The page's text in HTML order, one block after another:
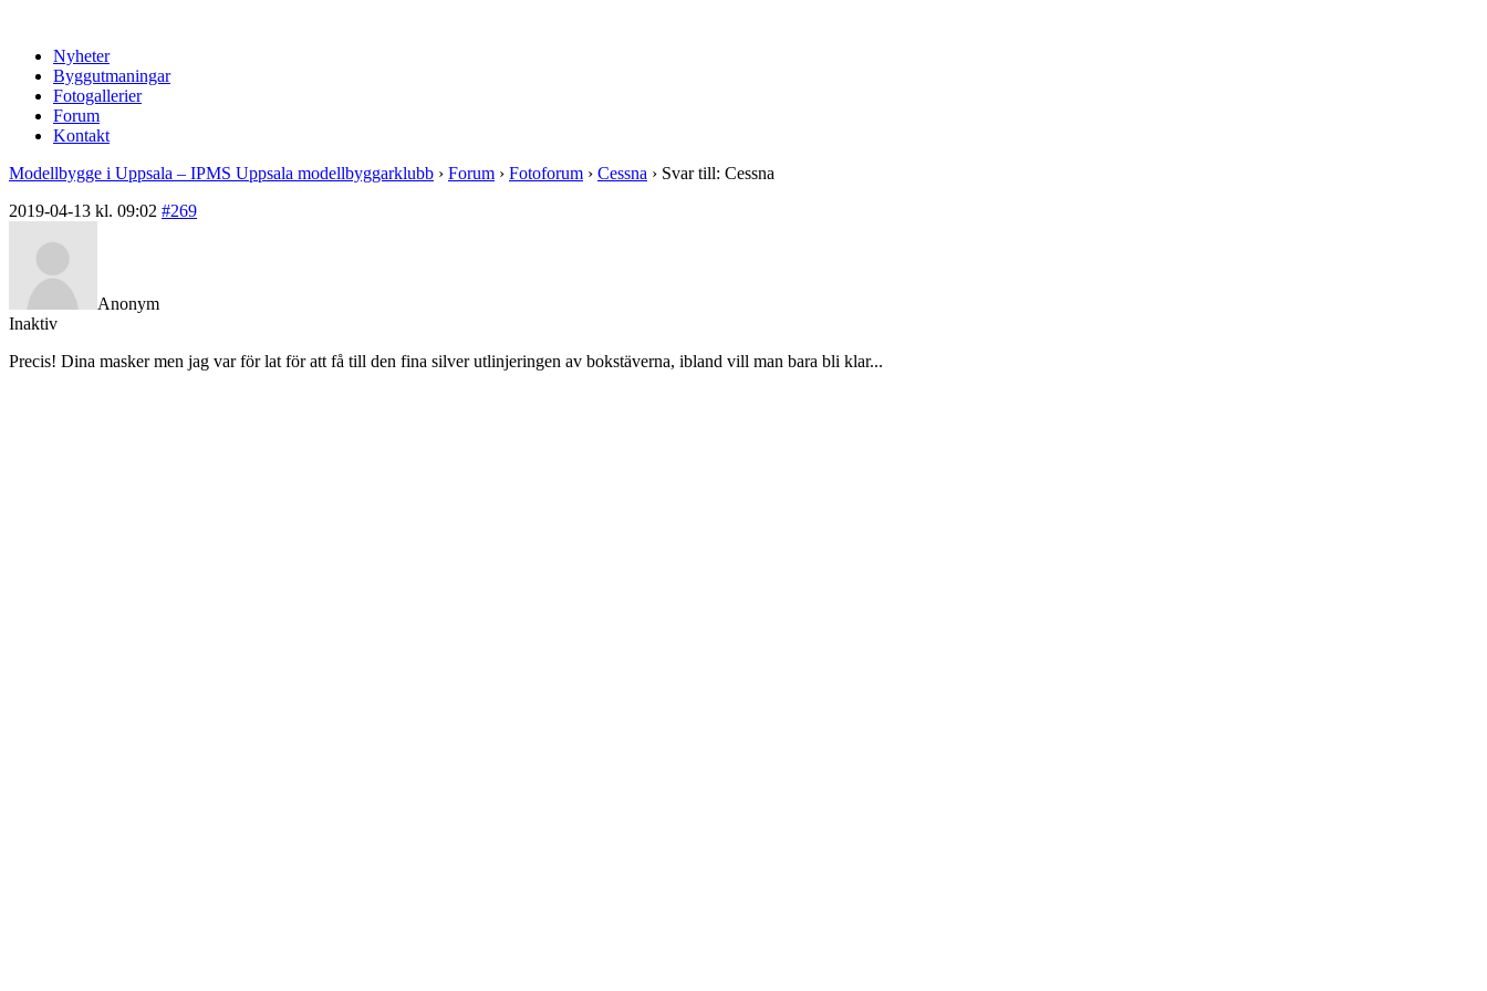
Nyheter
Byggutmaningar
Fotogallerier
Forum
Kontakt
Modellbygge i Uppsala – IPMS Uppsala modellbyggarklubb › Forum › Fotoforum › Cessna › Svar till: Cessna
2019-04-13 kl. 09:02 #269
Anonym
Inaktiv
Precis! Dina masker men jag var för lat för att få till den fina silver utlinjeringen av bokstäverna, ibland vill man bara bli klar...